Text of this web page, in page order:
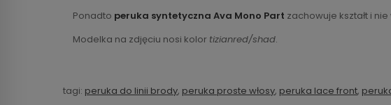
Ponadto peruka syntetyczna Ava Mono Part zachowuje kształt i
Modelka na zdjęciu nosi kolor tizianred/shad.
tagi: peruka do linii brody, peruka proste włosy, peruka lace front,